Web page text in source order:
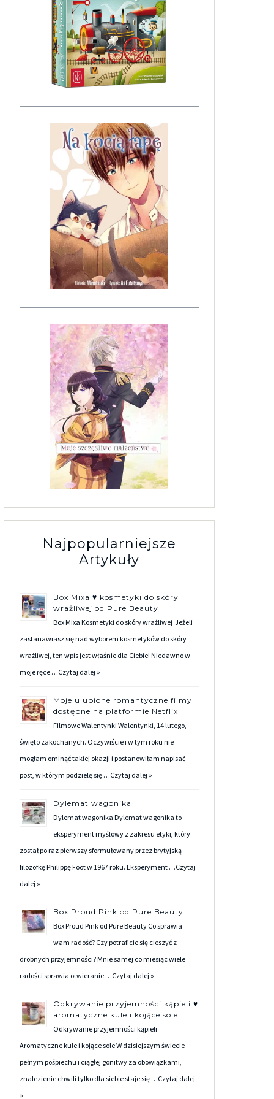
Najpopularniejsze
Artykuły
Box Mixa ♥ kosmetyki do skóry
wrażliwej od Pure Beauty
Box Mixa Kosmetyki do skóry wrażliwej Jeżeli
zastanawiasz się nad wyborem kosmetyków do skóry
wrażliwej, ten wpis jest właśnie dla Ciebie! Niedawno w
moje ręce …Czytaj dalej »
Moje ulubione romantyczne filmy
dostępne na platformie Netflix
Filmowe Walentynki Walentynki, 14 lutego,
święto zakochanych. Oczywiście i w tym roku nie
mogłam ominąć takiej okazji i postanowiłam napisać
post, w którym podzielę się …Czytaj dalej »
Dylemat wagonika
Dylemat wagonika Dylemat wagonika to
eksperyment myślowy z zakresu etyki, który
został po raz pierwszy sformułowany przez brytyjską
filozofkę Philippę Foot w 1967 roku. Eksperyment …Czytaj
dalej »
Box Proud Pink od Pure Beauty
Box Proud Pink od Pure Beauty Co sprawia
wam radość? Czy potraficie się cieszyć z
drobnych przyjemności? Mnie samej co miesiąc wiele
radości sprawia otwieranie …Czytaj dalej »
Odkrywanie przyjemności kąpieli ♥
aromatyczne kule i kojące sole
Odkrywanie przyjemności kąpieli
Aromatyczne kule i kojące sole W dzisiejszym świecie
pełnym pośpiechu i ciągłej gonitwy za obowiązkami,
znalezienie chwili tylko dla siebie staje się …Czytaj dalej
»